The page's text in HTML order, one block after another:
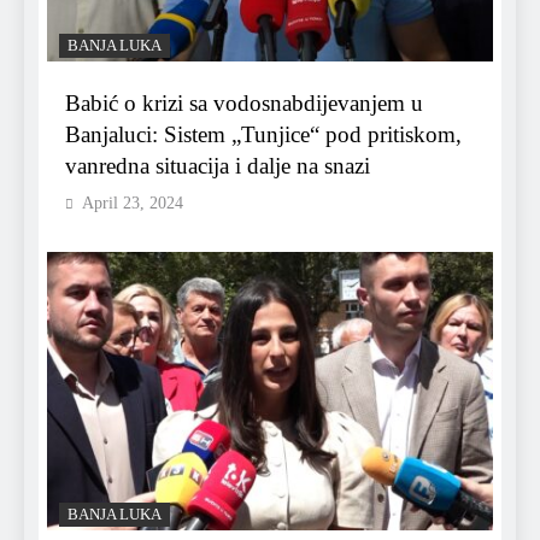
BANJA LUKA
Babić o krizi sa vodosnabdijevanjem u
Banjaluci: Sistem „Tunjice“ pod pritiskom,
vanredna situacija i dalje na snazi
April 23, 2024
BANJA LUKA